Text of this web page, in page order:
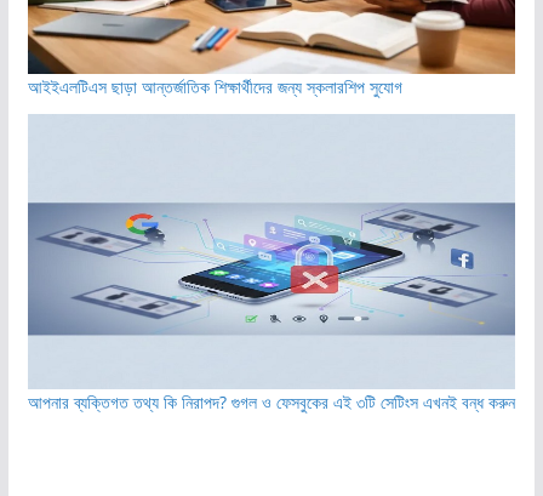
আইইএলটিএস ছাড়া আন্তর্জাতিক শিক্ষার্থীদের জন্য স্কলারশিপ সুযোগ
আপনার ব্যক্তিগত তথ্য কি নিরাপদ? গুগল ও ফেসবুকের এই ৩টি সেটিংস এখনই বন্ধ করুন